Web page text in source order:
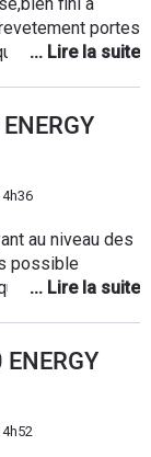
portes
surtout
je pense ,ils
un peu plus.
Sinon
dessus . Bref
au niveau des
possible
de